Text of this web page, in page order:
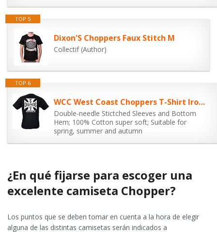
TOP 5
Dixon'S Choppers Faux Stitch M
Collectif (Author)
TOP 6
WCC West Coast Choppers T-Shirt Iron Cross Black Black L
Double-needle Stictched Sleeves and Bottom
Hem; 100% Cotton super soft; Suitable for
spring, summer and autumn
¿En qué fijarse para escoger una
excelente camiseta Chopper?
Los puntos que se deben tomar en cuenta a la hora de elegir
alguna de las distintas camisetas serán indicados a